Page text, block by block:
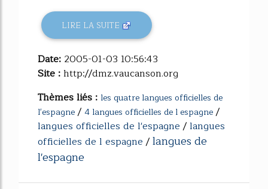
LIRE LA SUITE
Date: 2005-01-03 10:56:43
Site :http://dmz.vaucanson.org
Thèmes liés : les quatre langues officielles de
l'espagne/ 4 langues officielles de l espagne/
langues officielles de l'espagne/langues
officielles de l espagne/langues de
l'espagne